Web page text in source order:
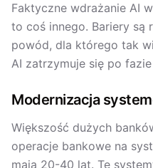
Faktyczne wdrażanie AI
to coś innego. Bariery są
powód, dla którego tak
AI zatrzymuje się po
Modernizacja
Większość dużych
operacje bankowe na
mają 20-40 lat. Te